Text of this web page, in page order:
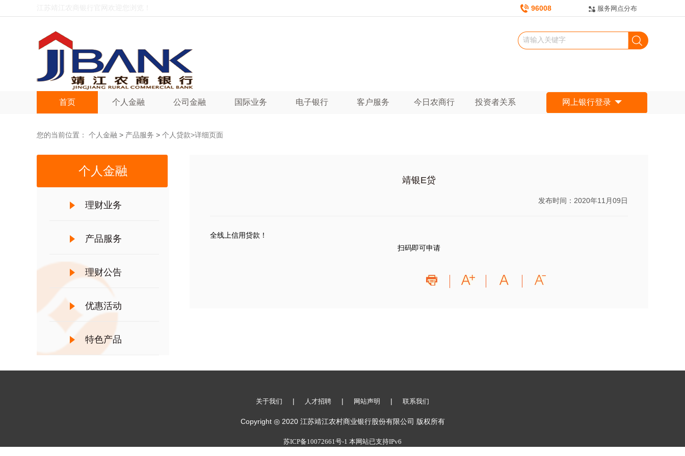
96008 服务网点分布
首页 个人金融 公司金融 国际业务 电子银行 客户服务 今日农商行 投资者关系 网上银行登录
个人金融
理财业务
产品服务
理财公告
优惠活动
特色产品
您的当前位置： 个人金融 > 产品服务 > 个人贷款>详细页面
靖银E贷
发布时间：2020年11月09日
全线上信用贷款！
扫码即可申请
关于我们 | 人才招聘 | 网站声明 | 联系我们
Copyright ◎ 2020 江苏靖江农村商业银行股份有限公司 版权所有
苏ICP备10072661号-1 本网站已支持IPv6